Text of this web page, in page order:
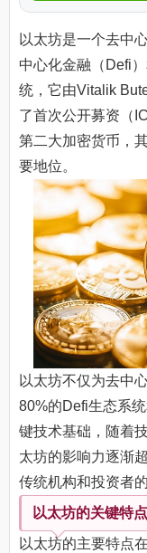
以太坊是一个去中
中心化金融（Defi
统，它由Vitalik
了首次公开募资（
第二大加密货币，
要地位。
以太坊不仅为去中
80%的Defi生态系
键技术基础，随着
太坊的影响力逐渐
传统机构和投资者的
以太坊的关键特
以太坊的主要特点